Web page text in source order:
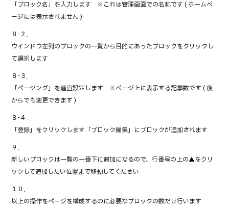
「ブロック名」を入力します ※これは管理画面での名称です ( ホームペ
ージには表示されません )
８-２．
ウインドウ左列のブロックの一覧から目的にあったブロックをクリックし
て選択します
８-３．
「ページング」を適宜設定します ※ページ上に表示する記事数です ( 後
からでも変更できます )
８-４．
「登録」をクリックします「ブロック編集」にブロックが追加されます
９．
新しいブロックは一覧の一番下に追加になるので、行番号の上の▲をクリ
ックして追加したい位置まで移動してください
１０．
以上の操作をページを構成するのに必要なブロックの数だけ行います